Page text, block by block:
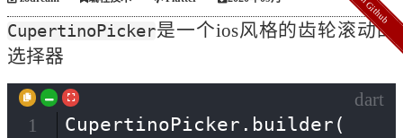
CupertinoPicker是一个ios风格的齿轮滚动的
选择器
dart
CupertinoPicker.builder(
1